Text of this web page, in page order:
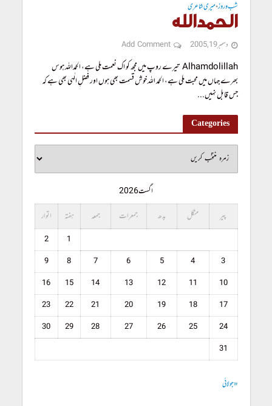
شب و روز•میری شاعری
الحمداللہ
دسمبر 19, 2005 Add Comment
Alhamdolillah تیرے روپ میں مجھ کو اک نعمت ملی ہے، الحمداللہ ہوس
بھرے جہاں میں محبت ملی ہے، الحمد اللہ خوش قسمت بھی ہوں اور فضلِ الٰہی بھی ہے کہ
جس قابل نہیں...
Categories
اگست 2026
پیر
منگل بدھ جمعرات جمعہ ہفتہ اتوار
1
2
3
4
5
6
7
8
9
10
11
12
13
14
15
16
17
18
19
20
21
22
23
24
25
26
27
28
29
30
31
« جولائی